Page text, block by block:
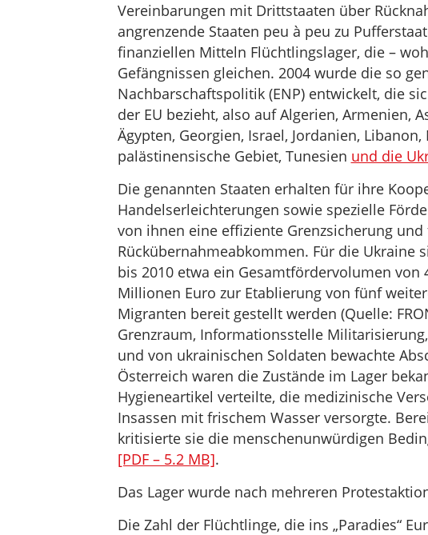
Vereinbarungen mit Drittstaaten über
angrenzende Staaten peu à peu zu
finanziellen Mitteln Flüchtlingslager, die –
Gefängnissen gleichen. 2004 wurde die so
Nachbarschaftspolitik (ENP) entwickelt, die
der EU bezieht, also auf Algerien, Armenien,
Ägypten, Georgien, Israel, Jordanien,
palästinensische Gebiet, Tunesien und die
Die genannten Staaten erhalten für ihre
Handelserleichterungen sowie spezielle
von ihnen eine effiziente Grenzsicherung
Rückübernahmeabkommen. Für die Ukraine
bis 2010 etwa ein Gesamtfördervolumen von
Millionen Euro zur Etablierung von fünf
Migranten bereit gestellt werden (Quelle:
Grenzraum, Informationsstelle
und von ukrainischen Soldaten bewachte
Österreich waren die Zustände im Lager
Hygieneartikel verteilte, die medizinische
Insassen mit frischem Wasser versorgte.
kritisierte sie die menschenunwürdigen
[PDF – 5.2 MB].
Das Lager wurde nach mehreren
Die Zahl der Flüchtlinge, die ins „Paradies“